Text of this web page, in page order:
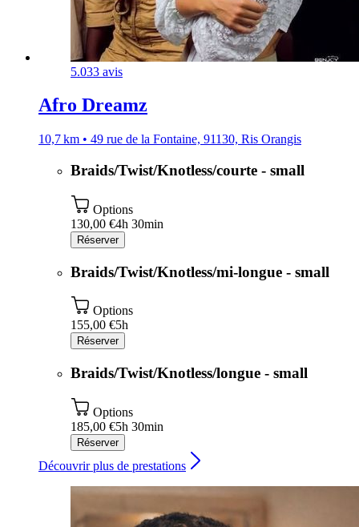
5.033 avis
Afro Dreamz
10,7 km • 49 rue de la Fontaine, 91130, Ris Orangis
Braids/Twist/Knotless/courte - small
Options
130,00 €4h 30min
Réserver
Braids/Twist/Knotless/mi-longue - small
Options
155,00 €5h
Réserver
Braids/Twist/Knotless/longue - small
Options
185,00 €5h 30min
Réserver
Découvrir plus de prestations